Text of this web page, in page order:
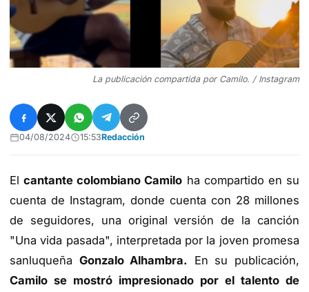
La publicación compartida por Camilo. / Instagram
04/08/2024 15:53Redacción
Elcantante colombiano Camilo ha compartido en su
cuenta de Instagram, donde cuenta con 28 millones
de seguidores, una original versión de la canción
"Una vida pasada", interpretada por la joven promesa
sanluqueña Gonzalo Alhambra.
En su publicación,
Camilo se mostró impresionado por el talento de